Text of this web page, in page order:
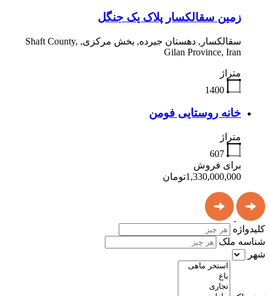
زمین سقالکسار پلاک یک جنگل
سقالکسار, دهستان جیرده, بخش مرکزی, Shaft County,
Gilan Province, Iran
متراژ
1400
خانه روستایی فومن
متراژ
607
برای فروش
1,330,000,000تومان
کلیدواژه
شناسه ملک
شهر